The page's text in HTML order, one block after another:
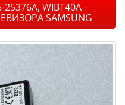
WIBT40A -
SAMSUNG